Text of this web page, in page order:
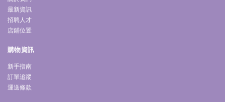
最新資訊
招聘人才
店鋪位置
購物資訊
新手指南
訂單追蹤
運送條款